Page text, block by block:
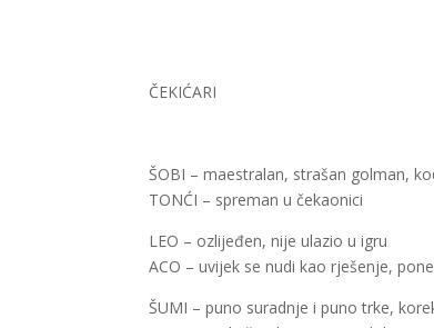
ČEKIĆARI
ŠOBI – maestralan, strašan golman,
TONĆI – spreman u čekaonici
LEO – ozlijeđen, nije ulazio u igru
ACO – uvijek se nudi kao rješenje,
ŠUMI – puno suradnje i puno trke,